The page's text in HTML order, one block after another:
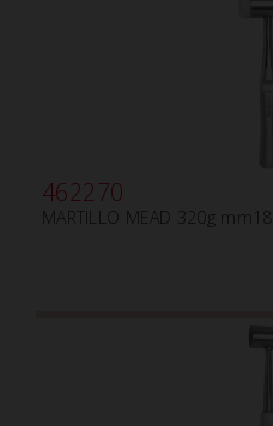
462270
MARTILLO MEAD 320g mm180